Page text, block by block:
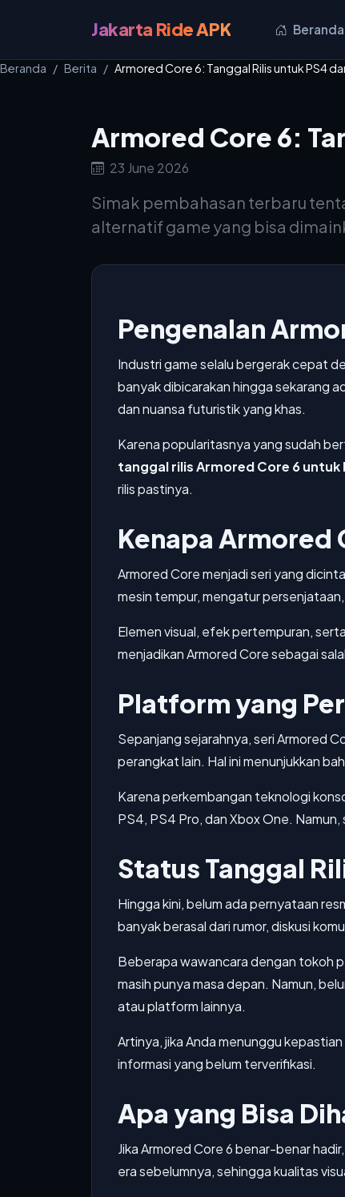
Jakarta Ride APK Beranda
Beranda Berita Armored Core 6: Tanggal Rilis untuk PS4
Armored Core 6:
23 June 2026
Simak pembahasan terbaru
alternatif game yang bisa
Pengenalan
Industri game selalu bergerak cepat
banyak dibicarakan hingga sekarang
dan nuansa futuristik yang khas.
Karena popularitasnya yang sudah
tanggal rilis Armored Core 6 untuk
rilis pastinya.
Kenapa Armored
Armored Core menjadi seri yang
mesin tempur, mengatur
Elemen visual, efek pertempuran,
menjadikan Armored Core sebagai
Platform yang
Sepanjang sejarahnya, seri Armored
perangkat lain. Hal ini menunjukkan
Karena perkembangan teknologi
PS4, PS4 Pro, dan Xbox One.
Status Tanggal
Hingga kini, belum ada pernyataan
banyak berasal dari rumor, diskusi
Beberapa wawancara dengan tokoh
masih punya masa depan. Namun,
atau platform lainnya.
Artinya, jika Anda menunggu
informasi yang belum terverifikasi.
Apa yang Bisa
Jika Armored Core 6 benar-benar
era sebelumnya, sehingga kualitas